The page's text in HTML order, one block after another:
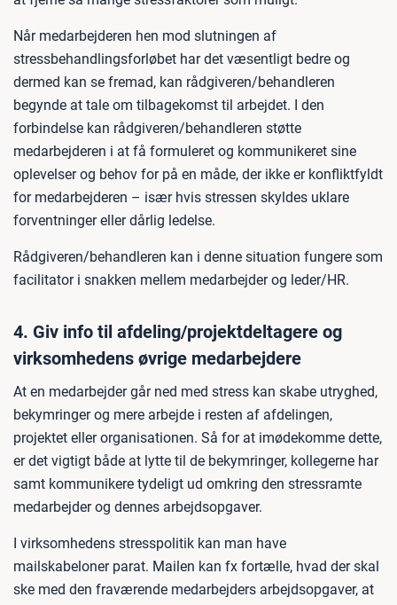
Når medarbejderen hen mod slutningen af
stressbehandlingsforløbet har det væsentligt bedre og
dermed kan se fremad, kan rådgiveren/behandleren
begynde at tale om tilbagekomst til arbejdet. I den
forbindelse kan rådgiveren/behandleren støtte
medarbejderen i at få formuleret og kommunikeret sine
oplevelser og behov for på en måde, der ikke er konfliktfyldt
for medarbejderen – især hvis stressen skyldes uklare
forventninger eller dårlig ledelse.
Rådgiveren/behandleren kan i denne situation fungere som
facilitator i snakken mellem medarbejder og leder/HR.
4. Giv info til afdeling/projektdeltagere og
virksomhedens øvrige medarbejdere
At en medarbejder går ned med stress kan skabe utryghed,
bekymringer og mere arbejde i resten af afdelingen,
projektet eller organisationen. Så for at imødekomme dette,
er det vigtigt både at lytte til de bekymringer, kollegerne har
samt kommunikere tydeligt ud omkring den stressramte
medarbejder og dennes arbejdsopgaver.
I virksomhedens stresspolitik kan man have
mailskabeloner parat. Mailen kan fx fortælle, hvad der skal
ske med den fraværende medarbejders arbejdsopgaver, at